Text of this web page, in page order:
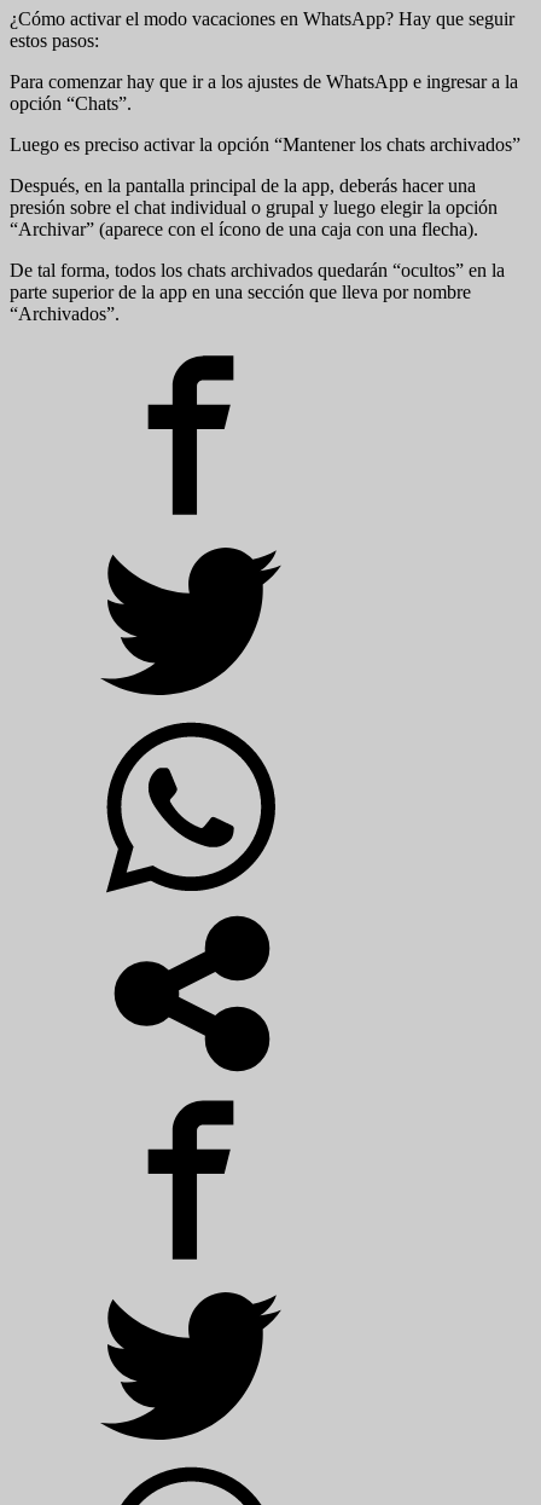
¿Cómo activar el modo vacaciones en WhatsApp? Hay que seguir
estos pasos:
Para comenzar hay que ir a los ajustes de WhatsApp e ingresar a la
opción “Chats”.
Luego es preciso activar la opción “Mantener los chats archivados”
Después, en la pantalla principal de la app, deberás hacer una
presión sobre el chat individual o grupal y luego elegir la opción
“Archivar” (aparece con el ícono de una caja con una flecha).
De tal forma, todos los chats archivados quedarán “ocultos” en la
parte superior de la app en una sección que lleva por nombre
“Archivados”.